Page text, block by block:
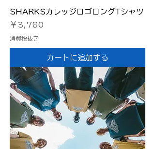
SHARKSカレッジロゴロングTシャツ
価格
￥3,780
消費税抜き
カートに追加する